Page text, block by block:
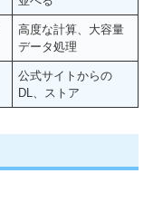
高度な計算、大容量
データ処理
公式サイトからの
DL、ストア